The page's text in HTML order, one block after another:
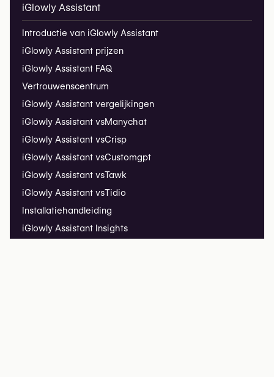
iGlowly Assistant
Introductie van iGlowly Assistant
iGlowly Assistant prijzen
iGlowly Assistant FAQ
Vertrouwenscentrum
iGlowly Assistant vergelijkingen
iGlowly Assistant vsManychat
iGlowly Assistant vsCrisp
iGlowly Assistant vsCustomgpt
iGlowly Assistant vsTawk
iGlowly Assistant vsTidio
Installatiehandleiding
iGlowly Assistant Insights